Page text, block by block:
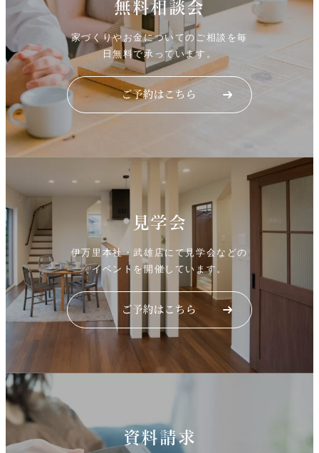
無料相談会
家づくりやお金についてのご相談を毎
日無料で承っています。
見学会
伊万里本社・武雄店にて見学会などの
イベントを開催しています。
資料請求